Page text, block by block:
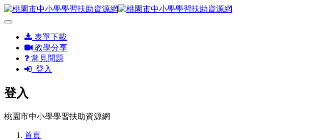
表單下載
教學分享
常見問題
登入
登入
桃園市中小學學習扶助資源網
首頁